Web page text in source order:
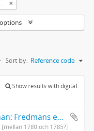
och sånger m.fl. Bellman-texter
Sort by: Reference code
Show results with digital
Carl Michael Bellman: Fredmans epistlar och sånger m.fl. Bellman-texter
[mellan 1780 och 1785?]